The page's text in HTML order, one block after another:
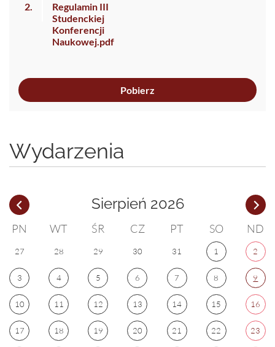
2.
Regulamin III
Studenckiej
Konferencji
Naukowej.pdf
Pobierz
Wydarzenia
Sierpień 2026
PN WT ŚR CZ PT SO ND
27 28 29 30 31 1 2
3 4 5 6 7 8 9
10 11 12 13 14 15 16
17 18 19 20 21 22 23